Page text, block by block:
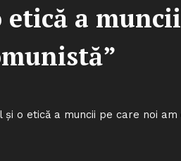
a
o etică a muncii pe care noi